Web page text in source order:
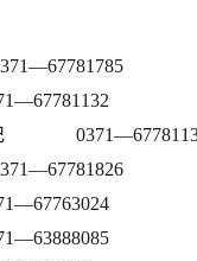
—67781785